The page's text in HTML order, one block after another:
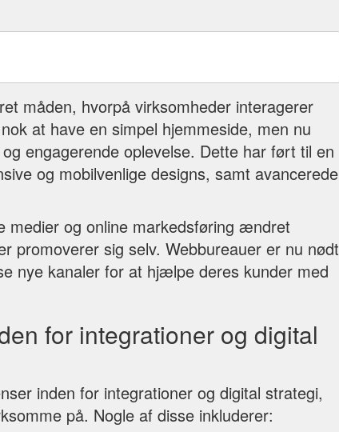
måden, hvorpå virksomheder interagerer
at have en simpel hjemmeside, men nu
engagerende oplevelse. Dette har ført til en
og mobilvenlige designs, samt avancerede
medier og online markedsføring ændret
promoverer sig selv. Webbureauer er nu nødt
nye kanaler for at hjælpe deres kunder med
for integrationer og digital
inden for integrationer og digital strategi,
på. Nogle af disse inkluderer: